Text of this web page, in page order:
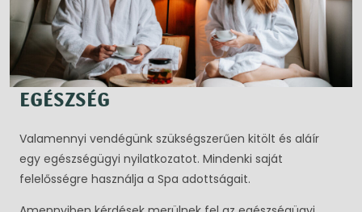
EGÉSZSÉG
Valamennyi vendégünk szükségszerűen kitölt és aláír
egy egészségügyi nyilatkozatot. Mindenki saját
felelősségre használja a Spa adottságait.